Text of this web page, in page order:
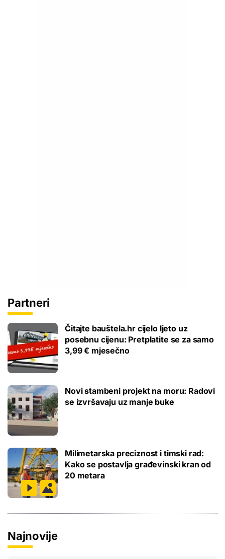
Partneri
Čitajte bauštela.hr cijelo ljeto uz
posebnu cijenu: Pretplatite se za samo
3,99 € mjesečno
Novi stambeni projekt na moru: Radovi
se izvršavaju uz manje buke
Milimetarska preciznost i timski rad:
Kako se postavlja građevinski kran od
20 metara
Najnovije